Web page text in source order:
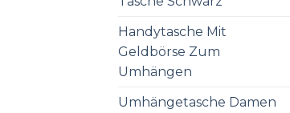
Handytasche Mit
Geldbörse Zum
Umhängen
Umhängetasche Damen